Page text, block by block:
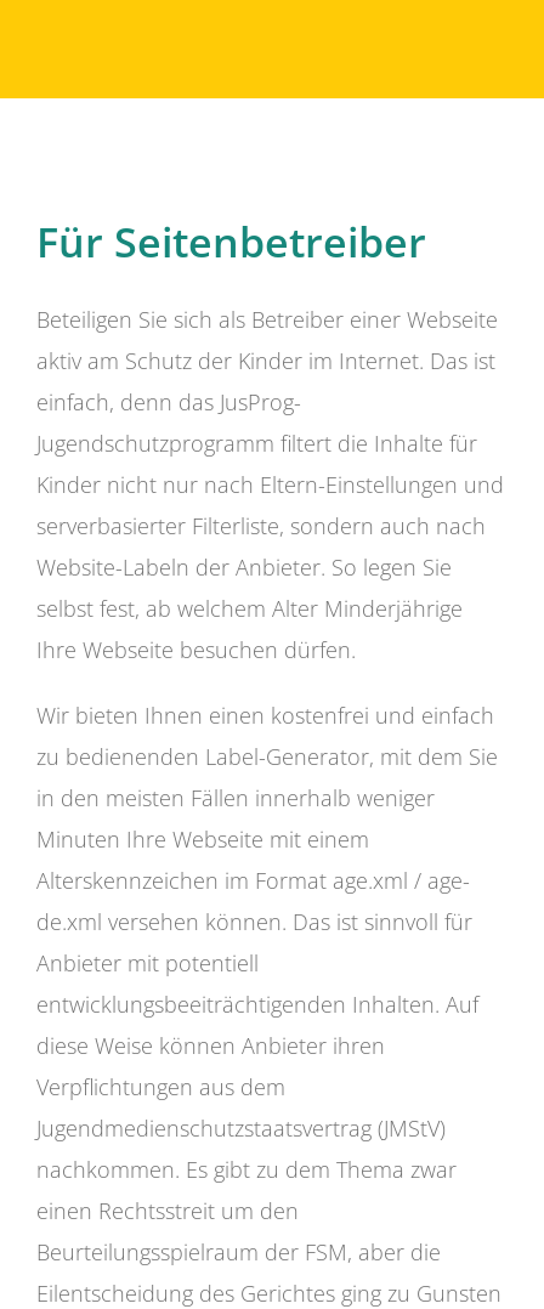
Für Seitenbetreiber
Beteiligen Sie sich als Betreiber einer Webseite
aktiv am Schutz der Kinder im Internet. Das ist
einfach, denn das JusProg-
Jugendschutzprogramm filtert die Inhalte für
Kinder nicht nur nach Eltern-Einstellungen und
serverbasierter Filterliste, sondern auch nach
Website-Labeln der Anbieter. So legen Sie
selbst fest, ab welchem Alter Minderjährige
Ihre Webseite besuchen dürfen.
Wir bieten Ihnen einen kostenfrei und einfach
zu bedienenden Label-Generator, mit dem Sie
in den meisten Fällen innerhalb weniger
Minuten Ihre Webseite mit einem
Alterskennzeichen im Format age.xml / age-
de.xml versehen können. Das ist sinnvoll für
Anbieter mit potentiell
entwicklungsbeeiträchtigenden Inhalten. Auf
diese Weise können Anbieter ihren
Verpflichtungen aus dem
Jugendmedienschutzstaatsvertrag (JMStV)
nachkommen. Es gibt zu dem Thema zwar
einen Rechtsstreit um den
Beurteilungsspielraum der FSM, aber die
Eilentscheidung des Gerichtes ging zu Gunsten